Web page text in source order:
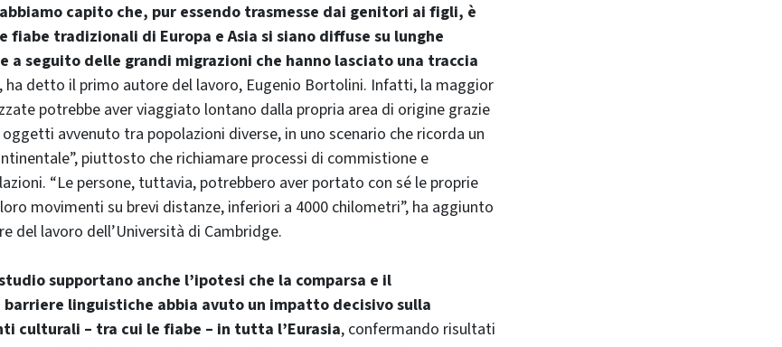
capito che, pur essendo trasmesse dai genitori ai figli, è
fiabe tradizionali di Europa e Asia si siano diffuse su lunghe
a seguito delle grandi migrazioni che hanno lasciato una traccia
, ha detto il primo autore del lavoro, Eugenio Bortolini. Infatti, la maggior
potrebbe aver viaggiato lontano dalla propria area di origine grazie
avvenuto tra popolazioni diverse, in uno scenario che ricorda un
piuttosto che richiamare processi di commistione e
“Le persone, tuttavia, potrebbero aver portato con sé le proprie
movimenti su brevi distanze, inferiori a 4000 chilometri”, ha aggiunto
del lavoro dell’Università di Cambridge.
supportano anche l’ipotesi che la comparsa e il
linguistiche abbia avuto un impatto decisivo sulla
culturali – tra cui le fiabe – in tutta l’Eurasia, confermando risultati